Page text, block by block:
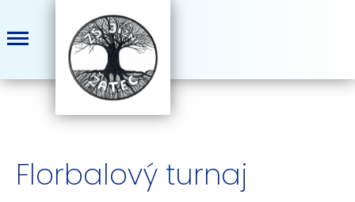
Florbalový turnaj